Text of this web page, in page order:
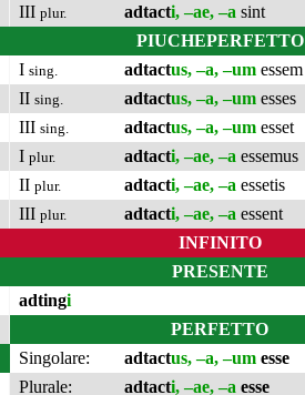
III plur. adtacti, –ae, –a sint
PIUCHEPERFETTO
I sing. adtactus, –a, –um essem
II sing. adtactus, –a, –um esses
III sing. adtactus, –a, –um esset
I plur. adtacti, –ae, –a essemus
II plur. adtacti, –ae, –a essetis
III plur. adtacti, –ae, –a essent
INFINITO
PRESENTE
adtingi
PERFETTO
Singolare:
adtactus, –a, –um esse
Plurale:
adtacti, –ae, –a esse